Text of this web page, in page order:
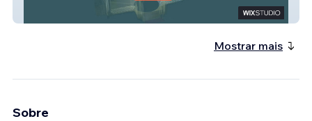
Congreso de Bodas de Lujo de Madrid
Mostrar mais
Sobre